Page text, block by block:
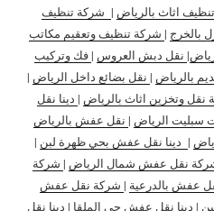
اثاث بالرياض | شركة تنظيف
بالخرج | شركة تنظيف وتعقيم مكاتب
| نقل دبش العروس | فك وتركيب
بالرياض | نقل بضائع داخل الرياض |
نقل وتخزين اثاث بالرياض | دينا نقل
سبليت الرياض | نقل عفش بالرياض
| دينا نقل عفش بحي ظهرة لبن |
نقل عفش شمال الرياض | شركة
عفش بالدرعية | شركة نقل عفش
| دينا نقل عفش حي الملقا | دينا نقل